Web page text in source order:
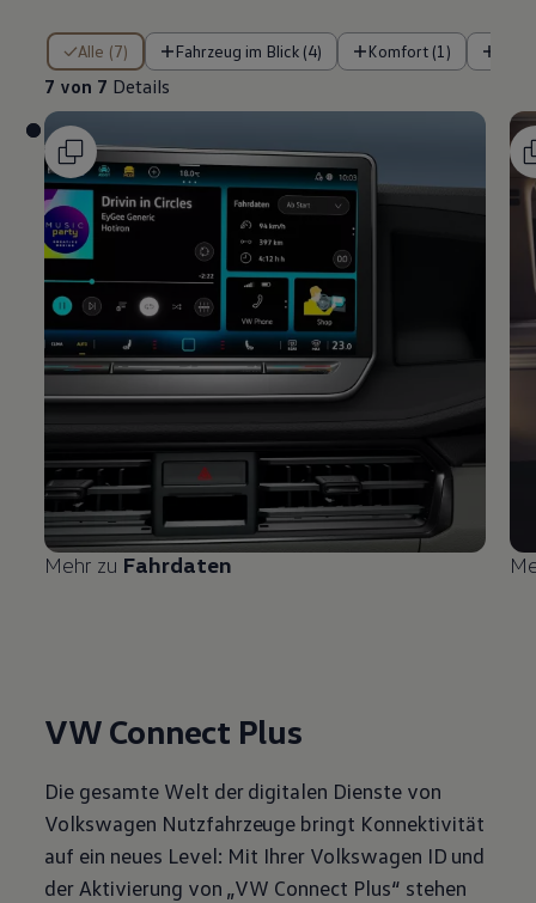
Alle (7) Fahrzeug im Blick (4) Komfort (1)
7 von 7 Details
7 von 7 Details
Mehr zu Fahrdaten
VW Connect Plus
Die gesamte Welt der digitalen Dienste von
Volkswagen Nutzfahrzeuge bringt Konnektivität
auf ein neues Level: Mit Ihrer Volkswagen ID und
der Aktivierung von „VW Connect Plus“ stehen